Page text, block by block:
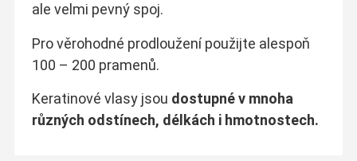
ale velmi pevný spoj.
Pro věrohodné prodloužení použijte alespoň
100 – 200 pramenů.
Keratinové vlasy jsou dostupné v mnoha
různých odstínech, délkách i hmotnostech.